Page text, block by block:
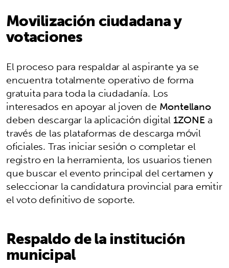
Movilización ciudadana y
votaciones
El proceso para respaldar al aspirante ya se
encuentra totalmente operativo de forma
gratuita para toda la ciudadanía. Los
interesados en apoyar al joven de Montellano
deben descargar la aplicación digital1ZONEa
través de las plataformas de descarga móvil
oficiales. Tras iniciar sesión o completar el
registro en la herramienta, los usuarios tienen
que buscar el evento principal del certamen y
seleccionar la candidatura provincial para emitir
el voto definitivo de soporte.
Respaldo de la institución
municipal